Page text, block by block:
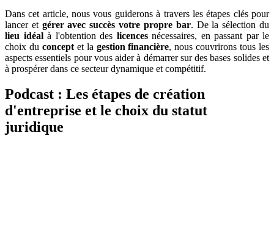
Dans cet article, nous vous guiderons à travers les étapes clés pour
lancer et gérer avec succès votre propre bar. De la sélection du
lieu idéalà l'obtention des licencesnécessaires, en passant par le
choix du conceptet la gestion financière, nous couvrirons tous les
aspects essentiels pour vous aider à démarrer sur des bases solides et
à prospérer dans ce secteur dynamique et compétitif.
Podcast : Les étapes de création
d'entreprise et le choix du statut
juridique